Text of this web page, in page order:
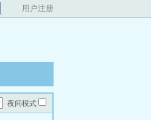
用户注册
夜间模式